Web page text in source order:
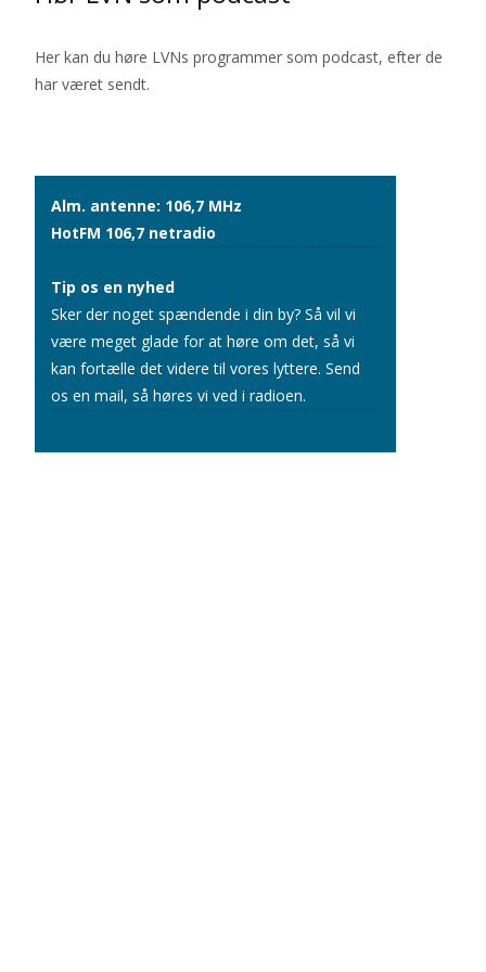
Her kan du høre LVNs programmer som podcast, efter de
har været sendt.
Alm. antenne: 106,7 MHz
HotFM 106,7 netradio
Tip os en nyhed
Sker der noget spændende i din by? Så vil vi
være meget glade for at høre om det, så vi
kan fortælle det videre til vores lyttere. Send
os en mail, så høres vi ved i radioen.